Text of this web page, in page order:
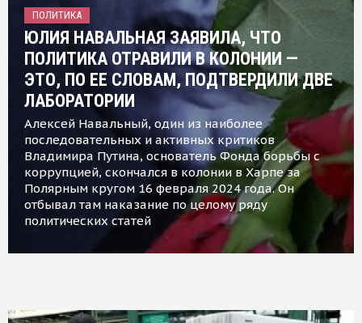
ПОЛИТИКА
ЮЛИЯ НАВАЛЬНАЯ ЗАЯВИЛА, ЧТО
ПОЛИТИКА ОТРАВИЛИ В КОЛОНИИ —
ЭТО, ПО ЕЕ СЛОВАМ, ПОДТВЕРДИЛИ ДВЕ
ЛАБОРАТОРИИ
Алексей Навальный, один из наиболее
последовательных и активных критиков
Владимира Путина, основатель Фонда борьбы с
коррупцией, скончался в колонии в Харпе за
Полярным кругом 16 февраля 2024 года. Он
отбывал там наказание по целому ряду
политических статей